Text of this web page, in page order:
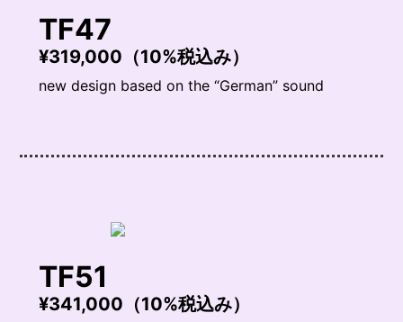
TF47
¥319,000（10%税込み）
new design based on the “German” sound
TF51
¥341,000（10%税込み）